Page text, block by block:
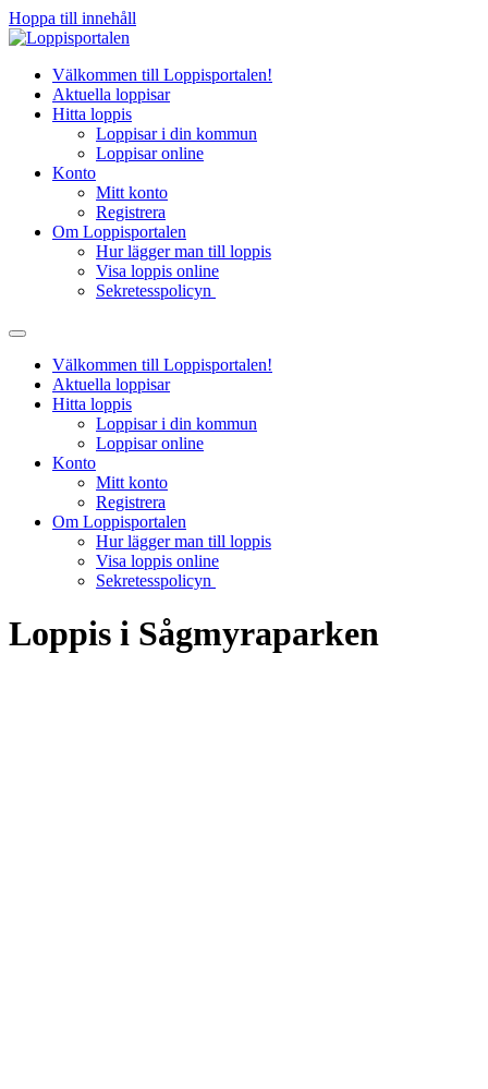
Hoppa till innehåll
Välkommen till Loppisportalen!
Aktuella loppisar
Hitta loppis
Loppisar i din kommun
Loppisar online
Konto
Mitt konto
Registrera
Om Loppisportalen
Hur lägger man till loppis
Visa loppis online
Sekretesspolicyn
Välkommen till Loppisportalen!
Aktuella loppisar
Hitta loppis
Loppisar i din kommun
Loppisar online
Konto
Mitt konto
Registrera
Om Loppisportalen
Hur lägger man till loppis
Visa loppis online
Sekretesspolicyn
Loppis i Sågmyraparken